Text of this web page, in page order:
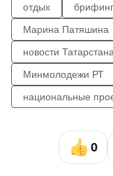
отдых брифинг
Марина Патяшина
новости
Минмолодежи РТ
национальные
0